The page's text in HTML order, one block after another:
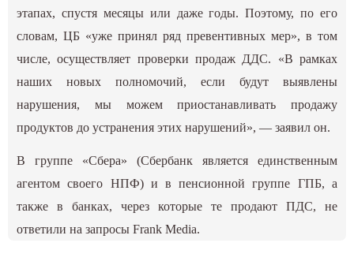
этапах, спустя месяцы или даже годы. Поэтому, по его
словам, ЦБ «уже принял ряд превентивных мер», в том
числе, осуществляет проверки продаж ДДС. «В рамках
наших новых полномочий, если будут выявлены
нарушения, мы можем приостанавливать продажу
продуктов до устранения этих нарушений», — заявил он.
В группе «Сбера» (Сбербанк является единственным
агентом своего НПФ) и в пенсионной группе ГПБ, а
также в банках, через которые те продают ПДС, не
ответили на запросы Frank Media.